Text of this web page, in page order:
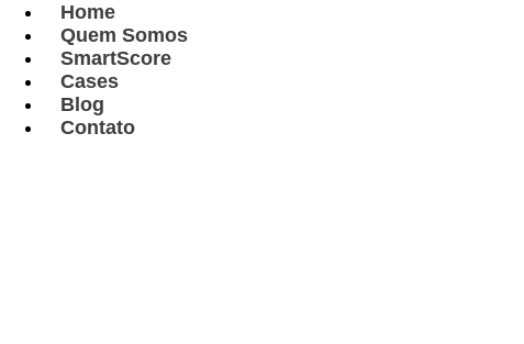
Home
Quem Somos
SmartScore
Cases
Blog
Contato